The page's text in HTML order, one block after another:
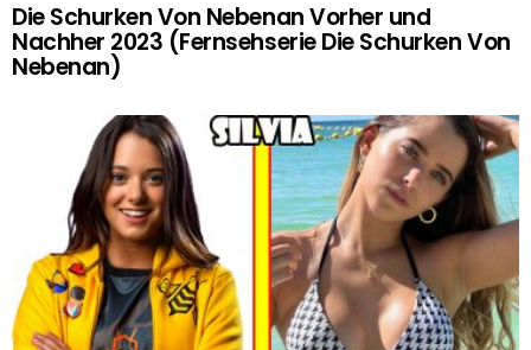
Die Schurken Von Nebenan Vorher und
Nachher 2023 (Fernsehserie Die Schurken Von
Nebenan)